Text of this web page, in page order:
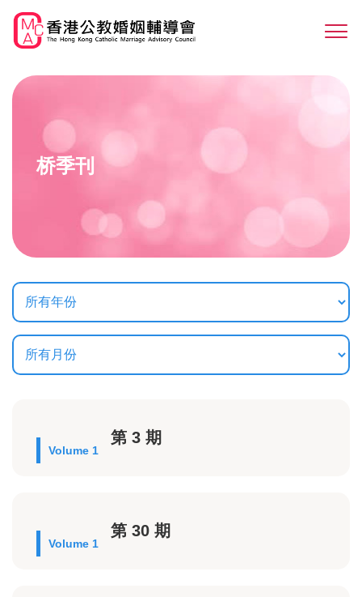
main
桥季刊
Volume 1
第 3 期
Volume 1
第 30 期